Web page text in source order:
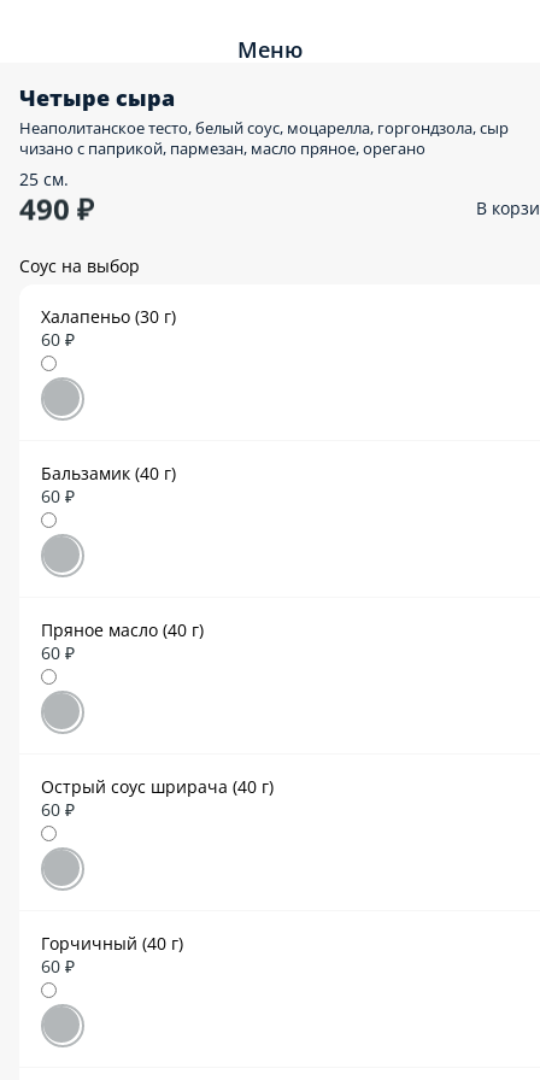
Меню
Четыре сыра
Неаполитанское тесто, белый соус, моцарелла, горгондзола, сыр
чизано с паприкой, пармезан, масло пряное, орегано
25 см.
490 ₽ В
Соус на выбор
Халапеньо (30 г)
60 ₽
Бальзамик (40 г)
60 ₽
Пряное масло (40 г)
60 ₽
Острый соус шрирача (40 г)
60 ₽
Горчичный (40 г)
60 ₽